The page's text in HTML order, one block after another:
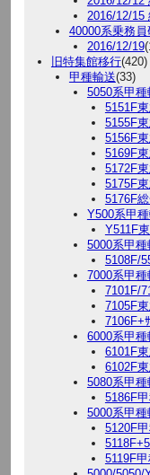
2016/12/15
40000系乗務員
2016/12/19
旧特集館移行(420)
甲種輸送(33)
5050系甲種
5151F
5155F
5156F
5169F
5172F
5175F
5176F
Y500系甲
Y511F
5000系甲種
5108F/
7000系甲種
7101F/
7105F
7106F+
6000系甲種
6101F
6102F
5080系甲種
5186F
5000系甲種
5120F
5119F